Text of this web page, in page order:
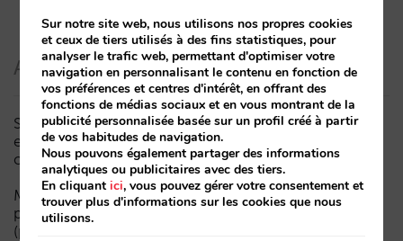
Articles récents
Sarai intègre le multi-room : réservations complexes
et demande à forte valeur, désormais aussi en
conversation
Moins de campagnes, plus d’intelligence : manuel IA
pour actualiser le marketing digital de votre hôtel
(partie 1)
Sur notre site web, nous utilisons nos propres cookies
et ceux de tiers utilisés à des fins statistiques, pour
analyser le trafic web, permettant d'optimiser votre
navigation en personnalisant le contenu en fonction de
vos préférences et centres d'intérêt, en offrant des
fonctions de médias sociaux et en vous montrant de la
publicité personnalisée basée sur un profil créé à partir
de vos habitudes de navigation.
Nous pouvons également partager des informations
analytiques ou publicitaires avec des tiers.
En cliquantici, vous pouvez gérer votre consentement et
trouver plus d'informations sur les cookies que nous
utilisons.